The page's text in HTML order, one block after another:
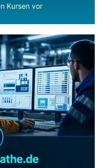
Kursen vor